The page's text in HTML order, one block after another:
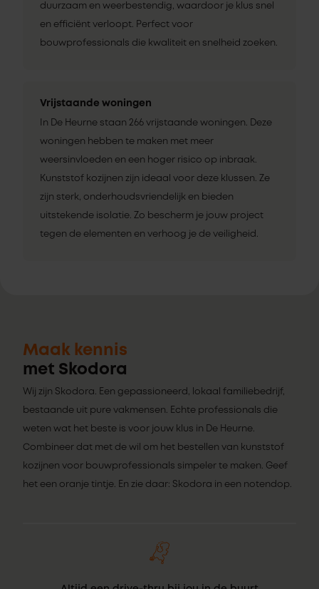
duurzaam en weerbestendig, waardoor je klus snel
en efficiënt verloopt. Perfect voor
bouwprofessionals die kwaliteit en snelheid zoeken.
Vrijstaande woningen
In De Heurne staan 266 vrijstaande woningen. Deze
woningen hebben te maken met meer
weersinvloeden en een hoger risico op inbraak.
Kunststof kozijnen zijn ideaal voor deze klussen. Ze
zijn sterk, onderhoudsvriendelijk en bieden
uitstekende isolatie. Zo bescherm je jouw project
tegen de elementen en verhoog je de veiligheid.
Maak kennis
met Skodora
Wij zijn Skodora. Een gepassioneerd, lokaal familiebedrijf,
bestaande uit pure vakmensen. Echte professionals die
weten wat het beste is voor jouw klus in De Heurne.
Combineer dat met de wil om het bestellen van kunststof
kozijnen voor bouwprofessionals simpeler te maken. Geef
het een oranje tintje. En zie daar: Skodora in een notendop.